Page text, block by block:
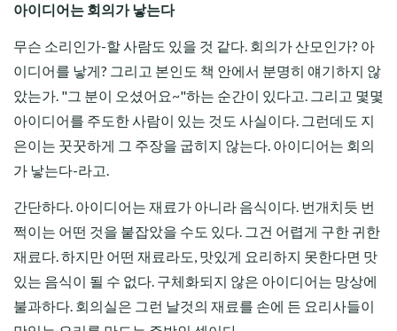
아이디어는 회의가 낳는다
무슨 소리인가-할 사람도 있을 것 같다. 회의가 산모인가? 아
이디어를 낳게? 그리고 본인도 책 안에서 분명히 얘기하지 않
았는가. "그 분이 오셨어요~"하는 순간이 있다고. 그리고 몇몇
아이디어를 주도한 사람이 있는 것도 사실이다. 그런데도 지
은이는 꿋꿋하게 그 주장을 굽히지 않는다. 아이디어는 회의
가 낳는다-라고.
간단하다. 아이디어는 재료가 아니라 음식이다. 번개치듯 번
쩍이는 어떤 것을 붙잡았을 수도 있다. 그건 어렵게 구한 귀한
재료다. 하지만 어떤 재료라도, 맛있게 요리하지 못한다면 맛
있는 음식이 될 수 없다. 구체화되지 않은 아이디어는 망상에
불과하다. 회의실은 그런 날것의 재료를 손에 든 요리사들이